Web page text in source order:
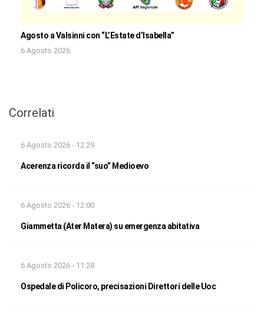
Agosto a Valsinni con “L’Estate d’Isabella”
6 Agosto 2026
Correlati
6 Agosto 2026 - 12:29
Acerenza ricorda il “suo” Medioevo
6 Agosto 2026 - 12:00
Giammetta (Ater Matera) su emergenza abitativa
6 Agosto 2026 - 11:28
Ospedale di Policoro, precisazioni Direttori delle Uoc